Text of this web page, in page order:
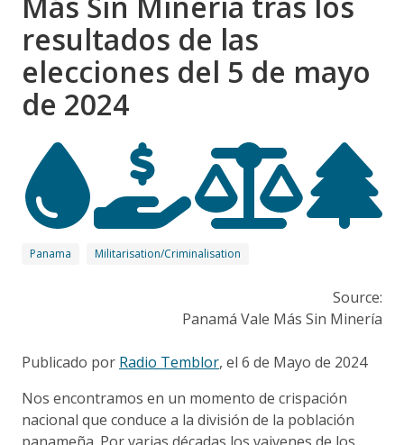
resultados de las
elecciones del 5 de mayo
de 2024
Panama Militarisation/Criminalisation
Source:
Panamá Vale Más Sin Minería
Publicado por Radio Temblor, el 6 de Mayo de 2024
Nos encontramos en un momento de crispación
nacional que conduce a la división de la población
panameña. Por varias décadas los vaivenes de los